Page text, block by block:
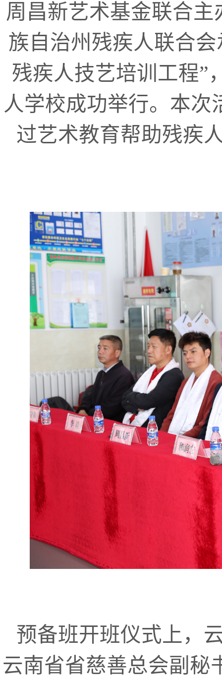
周昌新艺术基金联合
族自治州残疾人联合
残疾人技艺培训工程”
人学校成功举行。本次
过艺术教育帮助残疾
预备班开班仪式上，
云南省省慈善总会副秘